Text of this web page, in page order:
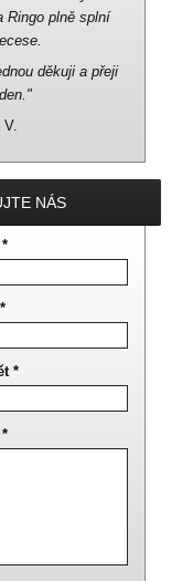
Ringo plně splní
děkuji a přeji
V.
NÁS
*